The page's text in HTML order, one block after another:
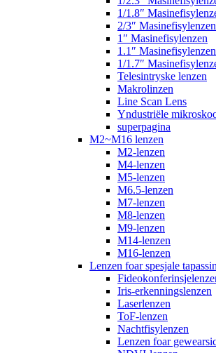
1/1.8″
2/3″ Masinefisylenzen
1″ Masinefisylenzen
1.1″ Masinefisylenzen
1/1.7″
Telesintryske lenzen
Makrolinzen
Line Scan Lens
Yndustriële
superpagina
M2~M16 lenzen
M2-lenzen
M4-lenzen
M5-lenzen
M6.5-lenzen
M7-lenzen
M8-lenzen
M9-lenzen
M14-lenzen
M16-lenzen
Lenzen foar spesjale
Iris-erkenningslenzen
Laserlenzen
ToF-lenzen
Nachtfisylenzen
Lenzen foar